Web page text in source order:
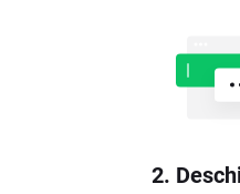
2.